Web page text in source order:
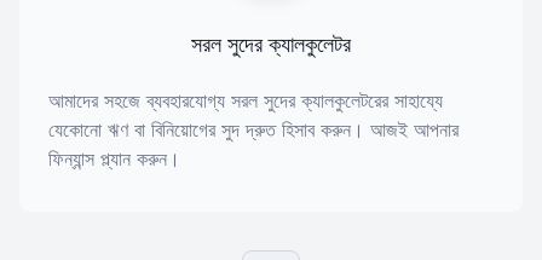
সরল সুদের ক্যালকুলেটর
আমাদের সহজে ব্যবহারযোগ্য সরল সুদের ক্যালকুলেটরের সাহায্যে
যেকোনো ঋণ বা বিনিয়োগের সুদ দ্রুত হিসাব করুন। আজই আপনার
ফিন্যান্স প্ল্যান করুন।